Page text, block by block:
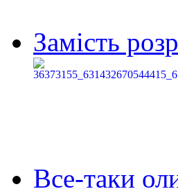
Замість
Все-таки